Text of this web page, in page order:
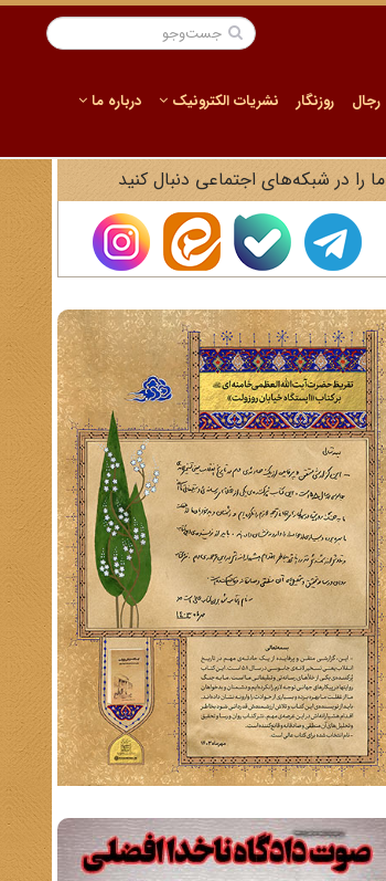
رجال روزنگار نشریات الکترونیک درباره ما
ما را در شبکه‌های اجتماعی دنبال کنید